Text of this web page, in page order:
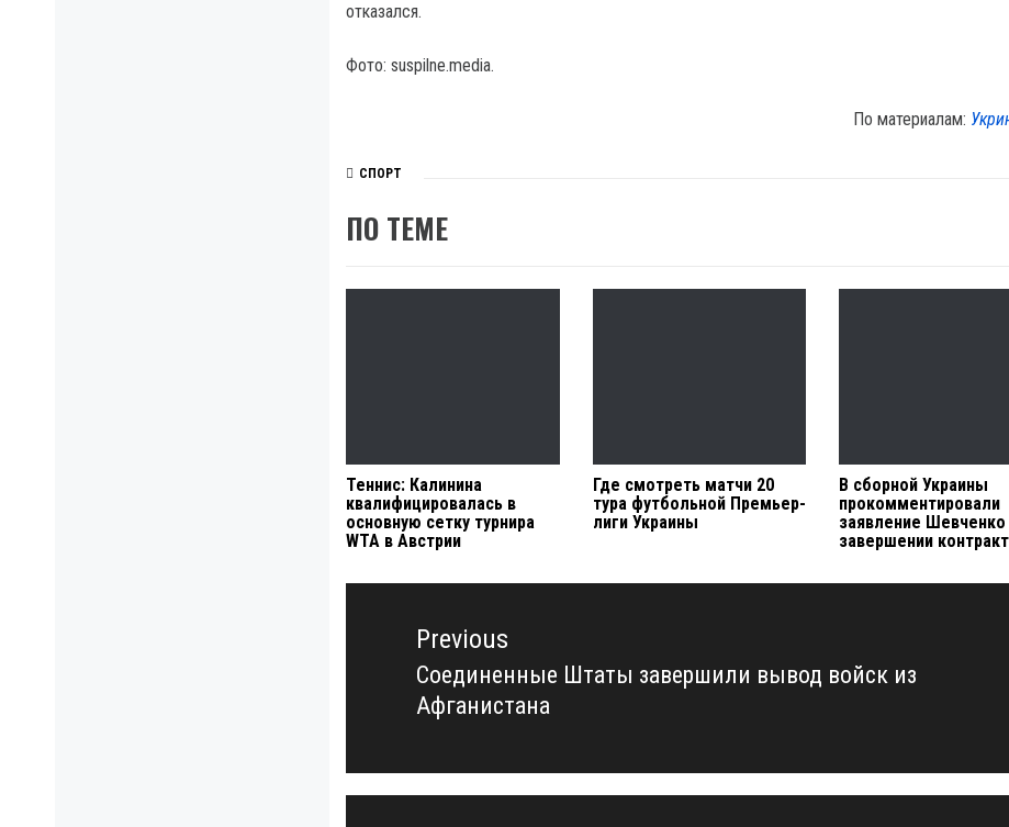
отказался.
Фото: suspilne.media.
По материалам:
СПОРТ
ПО ТЕМЕ
Теннис: Калинина
квалифицировалась в
основную сетку турнира
WTA в Австрии
Где смотреть матчи 20
тура футбольной Премьер-
лиги Украины
В сборной Украины
прокомментировали
заявление Шевченко
завершении
Навигация
записямPrevious
Previous
post:
Соединенные Штаты завершили вывод войск из
Афганистана